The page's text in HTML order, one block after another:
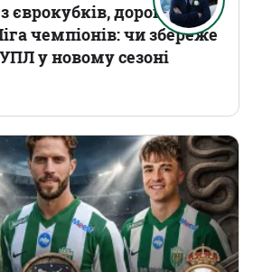
єврокубків, дорогі
чемпіонів: чи збереже
у новому сезоні